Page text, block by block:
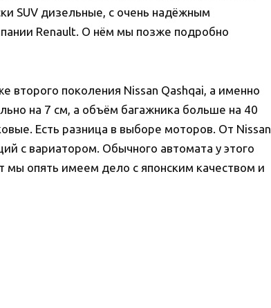
SUV дизельные, с очень надёжным
Renault. О нём мы позже подробно
второго поколения Nissan Qashqai, а именно
на 7 см, а объём багажника больше на 40
Есть разница в выборе моторов. От Nissan
с вариатором. Обычного автомата у этого
мы опять имеем дело с японским качеством и